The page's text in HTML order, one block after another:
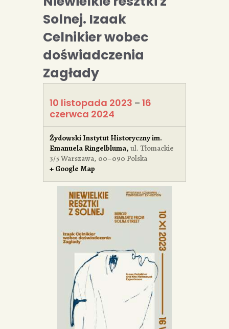
Solnej. Izaak
Celnikier wobec
doświadczenia
Zagłady
10 listopada 2023 – 16
czerwca 2024
Żydowski Instytut Historyczny im.
Emanuela Ringelbluma, ul. Tłomackie
3/5Warszawa, 00–090 Polska
+ Google Map